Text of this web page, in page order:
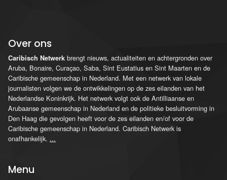
Over ons
Caribisch Netwerk brengt nieuws, actualiteiten en achtergronden over
Aruba, Bonaire, Curaçao, Saba, Sint Eustatius en Sint Maarten en de
Caribische gemeenschap in Nederland. Met een netwerk van lokale
journalisten volgen we de ontwikkelingen op de zes eilanden van het
Nederlandse Koninkrijk. Het netwerk volgt ook de Antilliaanse en
Arubaanse gemeenschap in Nederland en de politieke besluitvorming in
Den Haag die gevolgen heeft voor de zes eilanden en/of voor de
Caribische gemeenschap in Nederland. Caribisch Netwerk is
onafhankelijk. ...
Menu